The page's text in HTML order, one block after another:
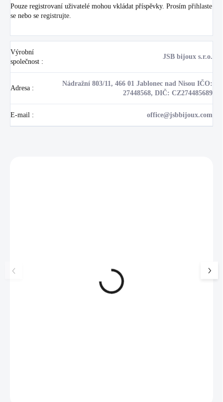
Pouze registrovaní uživatelé mohou vkládat příspěvky. Prosím přihlaste
se nebo se registrujte
Výrobní
společnost :
JSB bijoux s.r.o.
Adresa :
Nádražní 803/11, 466 01 Jablonec nad Nisou IČO:
27448568, DIČ: CZ274485689
E-mail : office@jsbbijoux.com